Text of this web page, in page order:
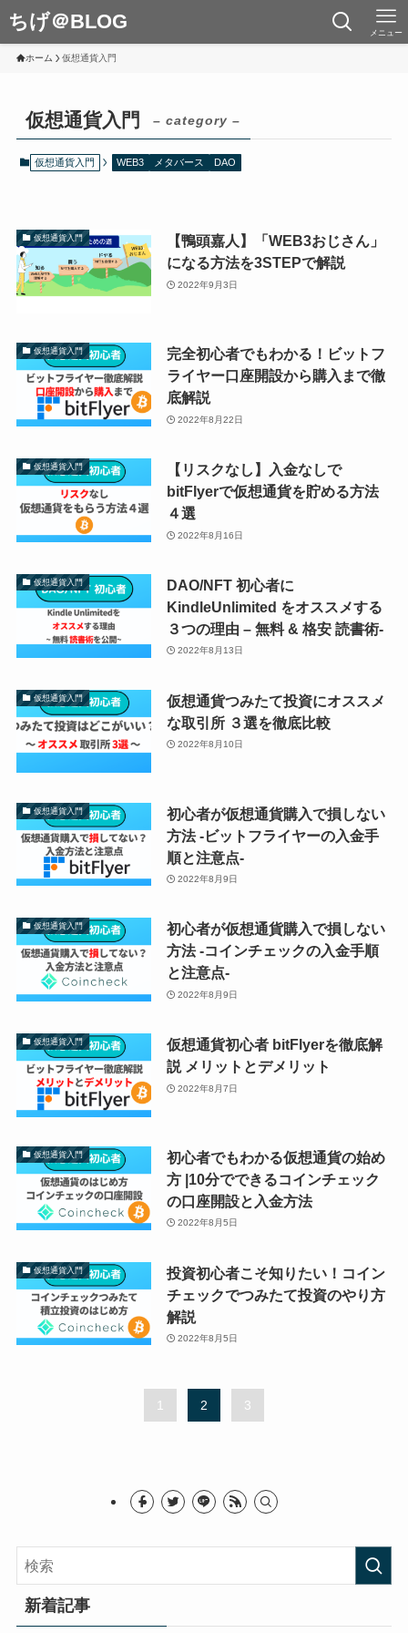
ちげ＠BLOG メニュー
ホーム 仮想通貨入門
仮想通貨入門 – category –
仮想通貨入門 WEB3 メタバース DAO
仮想通貨入門
【鴨頭嘉人】「WEB3おじさん」
になる方法を3STEPで解説
2022年9月3日
仮想通貨入門
完全初心者でもわかる！ビットフ
ライヤー口座開設から購入まで徹
底解説
2022年8月22日
仮想通貨入門
【リスクなし】入金なしで
bitFlyerで仮想通貨を貯める方法
４選
2022年8月16日
仮想通貨入門
DAO/NFT 初心者に
KindleUnlimited をオススメする
３つの理由 – 無料 & 格安 読書術-
2022年8月13日
仮想通貨入門
仮想通貨つみたて投資にオススメ
な取引所 ３選を徹底比較
2022年8月10日
仮想通貨入門
初心者が仮想通貨購入で損しない
方法 -ビットフライヤーの入金手
順と注意点-
2022年8月9日
仮想通貨入門
初心者が仮想通貨購入で損しない
方法 -コインチェックの入金手順
と注意点-
2022年8月9日
仮想通貨入門
仮想通貨初心者 bitFlyerを徹底解
説 メリットとデメリット
2022年8月7日
仮想通貨入門
初心者でもわかる仮想通貨の始め
方 |10分でできるコインチェック
の口座開設と入金方法
2022年8月5日
仮想通貨入門
投資初心者こそ知りたい！コイン
チェックでつみたて投資のやり方
解説
2022年8月5日
1 2 3
新着記事